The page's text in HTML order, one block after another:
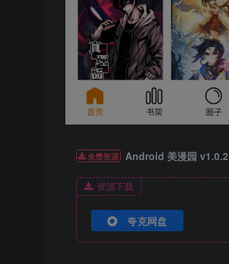
免费资源 Android 美漫园
资源下载
夸克网盘